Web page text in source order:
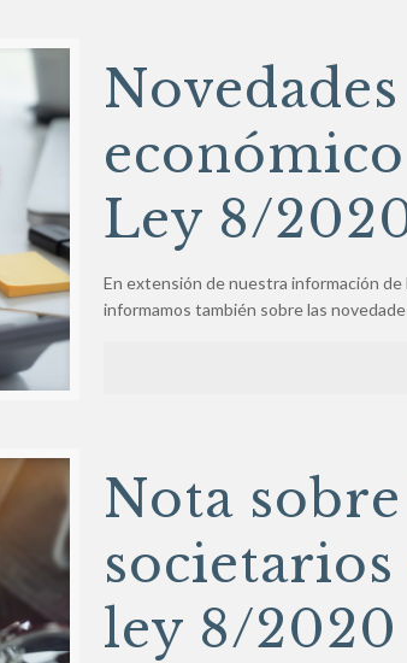
Ley 8/
En extensión de nuestra información
informamos también sobre las
Nota
ley 8/2020